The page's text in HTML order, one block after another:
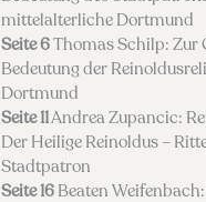
mittelalterliche Dortmund
Seite 6Thomas Schilp: Zur
Bedeutung der
Dortmund
Seite 11Andrea Zupancic:
Der Heilige Reinoldus –
Stadtpatron
Seite 16Beaten